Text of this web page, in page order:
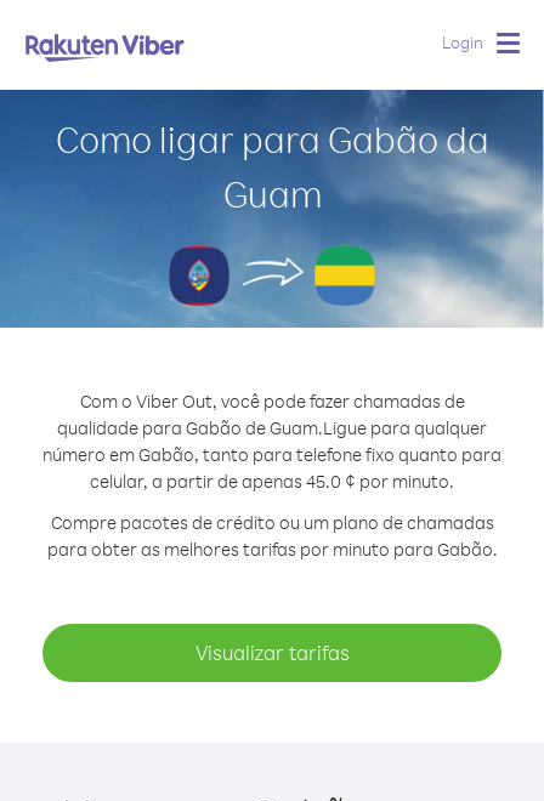
Login
Como ligar para Gabão da
Guam
Com o Viber Out, você pode fazer chamadas de
qualidade para Gabão de Guam.Ligue para qualquer
número em Gabão, tanto para telefone fixo quanto para
celular, a partir de apenas 45.0 ¢ por minuto.
Compre pacotes de crédito ou um plano de chamadas
para obter as melhores tarifas por minuto para Gabão.
Visualizar tarifas